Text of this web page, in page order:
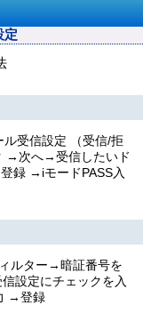
定
受信設定 （受信/拒
→次へ→受信したいド
録 →iモードPASS入
ルター→暗証番号を
設定にチェックを入
→登録